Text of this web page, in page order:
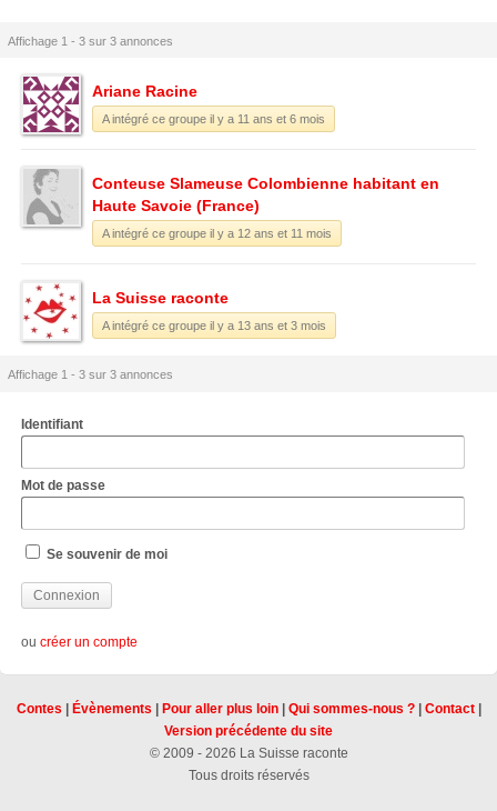
Affichage 1 - 3 sur 3 annonces
Ariane Racine
A intégré ce groupe il y a 11 ans et 6 mois
Conteuse Slameuse Colombienne habitant en
Haute Savoie (France)
A intégré ce groupe il y a 12 ans et 11 mois
La Suisse raconte
A intégré ce groupe il y a 13 ans et 3 mois
Affichage 1 - 3 sur 3 annonces
Identifiant
Mot de passe
Se souvenir de moi
ou créer un compte
Contes | Évènements | Pour aller plus loin| Qui sommes-nous ?| Contact|
Version précédente du site
© 2009 - 2026 La Suisse raconte
Tous droits réservés